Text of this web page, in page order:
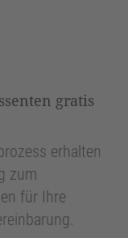
gratis
erhalten
zum
für Ihre